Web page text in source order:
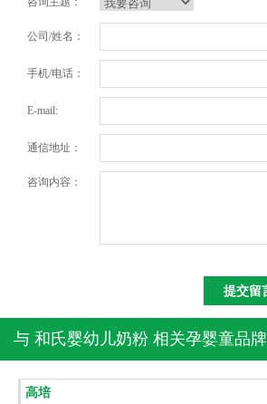
公司/姓名：
手机/电话：
E-mail:
通信地址：
咨询内容：
与 和氏婴幼儿奶粉 相关孕婴童品牌
高培